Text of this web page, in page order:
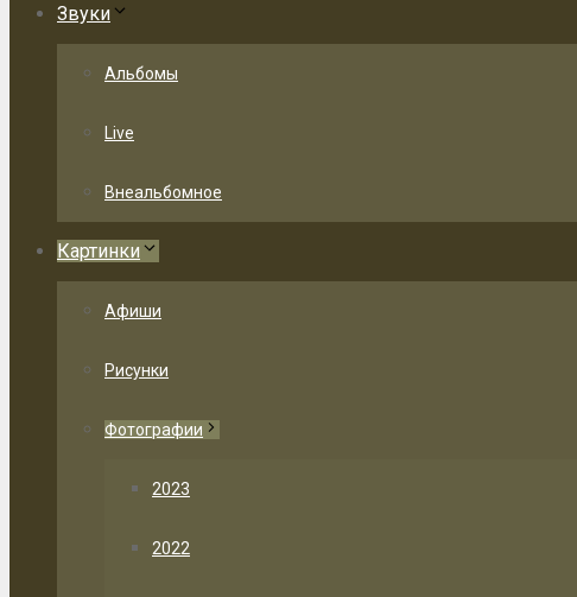
Звуки
Альбомы
Live
Внеальбомное
Картинки
Афиши
Рисунки
Фотографии
2023
2022